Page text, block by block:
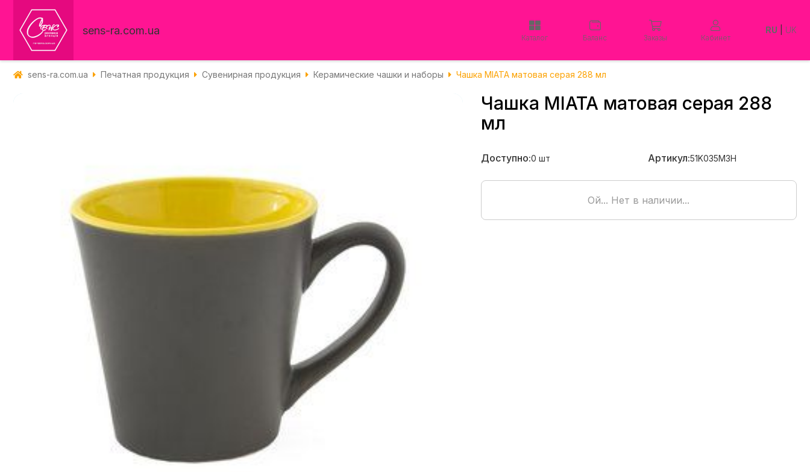
sens-ra.com.ua
Каталог Баланс Заказы Кабинет
RU UK
sens-ra.com.ua Печатная продукция Сувенирная продукция Керамические чашки и наборы Чашка MIATA матовая серая 288 мл
Чашка MIATA матовая серая 288
мл
Доступно:0 шт Артикул:51K035M3H
Ой... Нет в наличии...